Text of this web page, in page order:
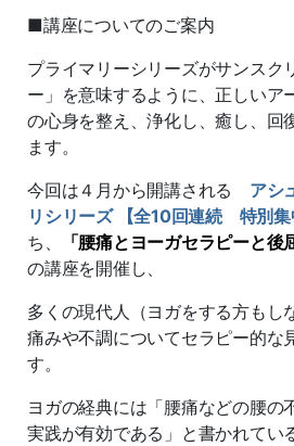
■講座についてのご案内
プライマリーシリーズがサンスク
ー」を意味するように、正しいア
の心身を整え、浄化し、癒し、回
ます。
今回は４月から開講される アシ
リシリーズ 【全10回連続 特別集
ち、
「腰痛とヨーガセラピーと後
の講座を開催し、
多くの現代人（ヨガをする方もし
痛みや不調についてセラピー的な
す。
ヨガの経典には「腰痛などの腰の
実践が有効である」と書かれてい